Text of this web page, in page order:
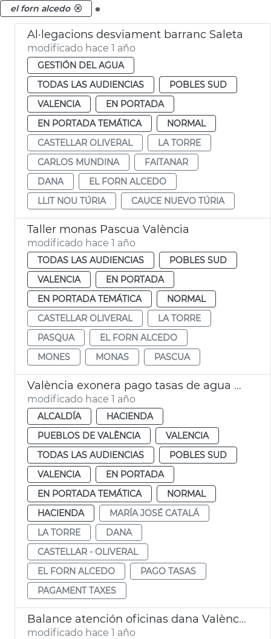
el forn alcedo
Al·legacions desviament barranc Saleta
modificado hace 1 año
GESTIÓN DEL AGUA
TODAS LAS AUDIENCIAS
POBLES SUD
VALENCIA
EN PORTADA
EN PORTADA TEMÁTICA
NORMAL
CASTELLAR OLIVERAL
LA TORRE
CARLOS MUNDINA
FAITANAR
DANA
EL FORN ALCEDO
LLIT NOU TÚRIA
CAUCE NUEVO TÚRIA
Taller monas Pascua València
modificado hace 1 año
TODAS LAS AUDIENCIAS
POBLES SUD
VALENCIA
EN PORTADA
EN PORTADA TEMÁTICA
NORMAL
CASTELLAR OLIVERAL
LA TORRE
PASQUA
EL FORN ALCEDO
MONES
MONAS PASCUA
València exonera pago tasas de agua y alcantarillado a pedanías afectadas por dana
modificado hace 1 año
ALCALDÍA
HACIENDA
PUEBLOS DE VALÈNCIA
VALENCIA
TODAS LAS AUDIENCIAS
POBLES SUD
VALENCIA
EN PORTADA
EN PORTADA TEMÁTICA
NORMAL
HACIENDA
MARÍA JOSÉ CATALÁ
LA TORRE
DANA
CASTELLAR - OLIVERAL
EL FORN ALCEDO
PAGO TASAS
PAGAMENT TAXES
Balance atención oficinas dana València
modificado hace 1 año